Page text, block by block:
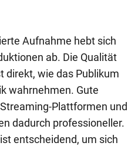
Aufnahme hebt sich
ab. Die Qualität
direkt, wie das Publikum
wahrnehmen. Gute
Plattformen und
dadurch professioneller.
entscheidend, um sich